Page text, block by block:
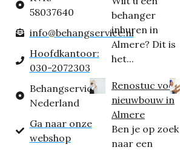
58037640
info@behangservice.nl
Hoofdkantoor:
030-2072303
Behangservice
Nederland
Ga naar onze
webshop
behanger
inhuren in
Almere? Dit is
het...
Renostuc voor
nieuwbouw in
Almere
Ben je op zoek
naar een